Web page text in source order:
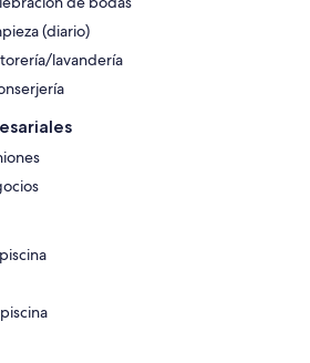
(diario)
lavandería